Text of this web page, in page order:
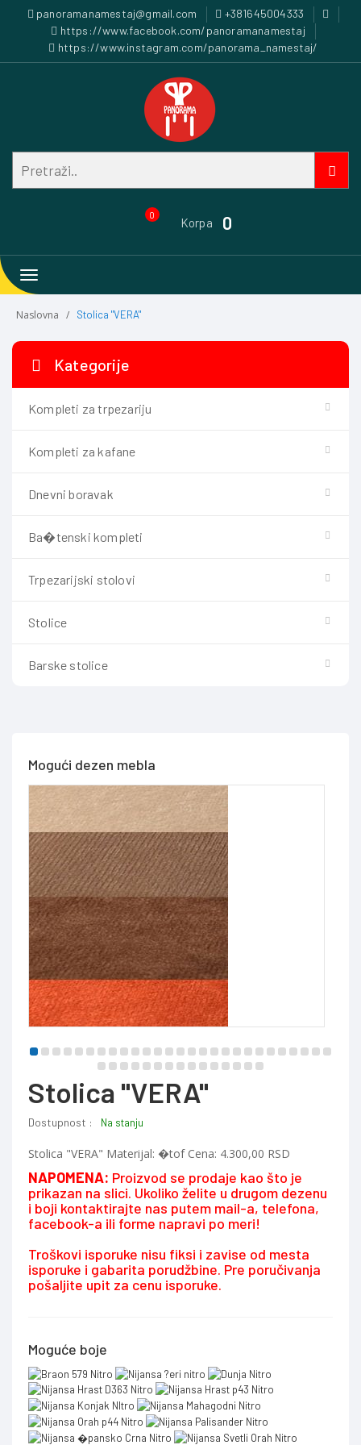
panoramanamestaj@gmail.com
+381645004333
https://www.facebook.com/panoramanamestaj
https://www.instagram.com/panorama_namestaj/
0
Korpa 0
Toggle
navigation
Naslovna Stolica "VERA"
Kategorije
Kompleti za trpezariju
Kompleti za kafane
Dnevni boravak
Ba�tenski kompleti
Trpezarijski stolovi
Stolice
Barske stolice
Mogući dezen mebla
Stolica "VERA"
Dostupnost : Na stanju
Stolica "VERA" Materijal: �tof Cena: 4.300,00 RSD
NAPOMENA: Proizvod se prodaje kao što je
prikazan na slici. Ukoliko želite u drugom dezenu
i boji kontaktirajte nas putem mail-a, telefona,
facebook-a ili forme napravi po meri!
Troškovi isporuke nisu fiksi i zavise od mesta
isporuke i gabarita porudžbine. Pre poručivanja
pošaljite upit za cenu isporuke.
Moguće boje